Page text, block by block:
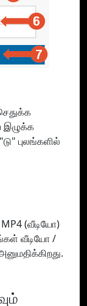
இழுக்க
புலங்களில்
(வீடியோ)
வீடியோ /